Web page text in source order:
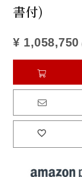
書付)
¥ 1,058,750